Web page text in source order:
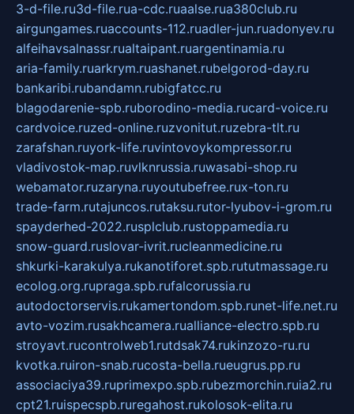
3-d-file.ru3d-file.rua-cdc.ruaalse.rua380club.ru
airgungames.ruaccounts-112.ruadler-jun.ruadonyev.ru
alfeihavsalnassr.rualtaipant.ruargentinamia.ru
aria-family.ruarkrym.ruashanet.rubelgorod-day.ru
bankaribi.rubandamn.rubigfatcc.ru
blagodarenie-spb.ruborodino-media.rucard-voice.ru
cardvoice.ruzed-online.ruzvonitut.ruzebra-tlt.ru
zarafshan.ruyork-life.ruvintovoykompressor.ru
vladivostok-map.ruvlknrussia.ruwasabi-shop.ru
webamator.ruzaryna.ruyoutubefree.rux-ton.ru
trade-farm.rutajuncos.rutaksu.rutor-lyubov-i-grom.ru
spayderhed-2022.rusplclub.rustoppamedia.ru
snow-guard.ruslovar-ivrit.rucleanmedicine.ru
shkurki-karakulya.rukanotiforet.spb.rututmassage.ru
ecolog.org.rupraga.spb.rufalcorussia.ru
autodoctorservis.rukamertondom.spb.runet-life.net.ru
avto-vozim.rusakhcamera.rualliance-electro.spb.ru
stroyavt.rucontrolweb1.rutdsak74.rukinzozo-ru.ru
kvotka.ruiron-snab.rucosta-bella.rueugrus.pp.ru
associaciya39.ruprimexpo.spb.rubezmorchin.ruia2.ru
cpt21.ruispecspb.ruregahost.rukolosok-elita.ru